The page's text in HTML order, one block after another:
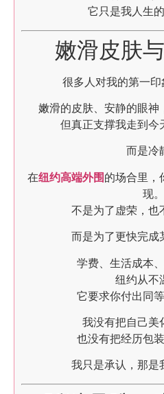
它只是我人生
嫩滑皮肤
很多人对我的第一印
嫩滑的皮肤、安静的眼神
但真正支撑我走到今
而是冷
在纽约高端外围 的场合里，
现。
不是为了虚荣，也
而是为了更快完成
学费、生活成本
纽约从不
它要求你付出同
我没有把自己美
也没有把经历包
我只是承认，那是